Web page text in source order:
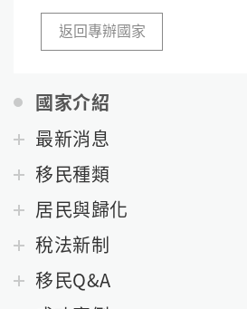
國家介紹
最新消息
移民種類
居民與歸化
稅法新制
移民Q&A
返回專辦國家